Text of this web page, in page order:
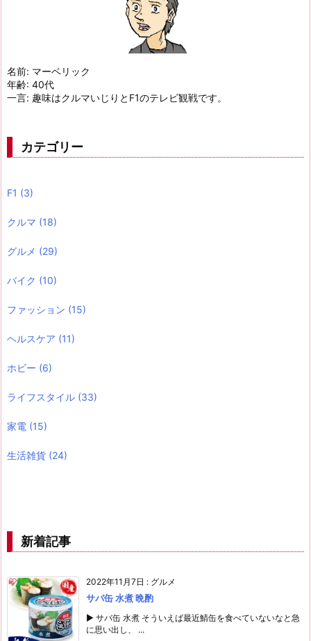
名前: マーベリック
年齢: 40代
一言: 趣味はクルマいじりとF1のテレビ観戦です。
カテゴリー
F1 (3)
クルマ (18)
グルメ (29)
バイク (10)
ファッション (15)
ヘルスケア (11)
ホビー (6)
ライフスタイル (33)
家電 (15)
生活雑貨 (24)
新着記事
2022年11月7日 : グルメ
サバ缶 水煮 晩酌
▶ サバ缶 水煮 そういえば最近鯖缶を食べていないなと急
に思い出し、 ...